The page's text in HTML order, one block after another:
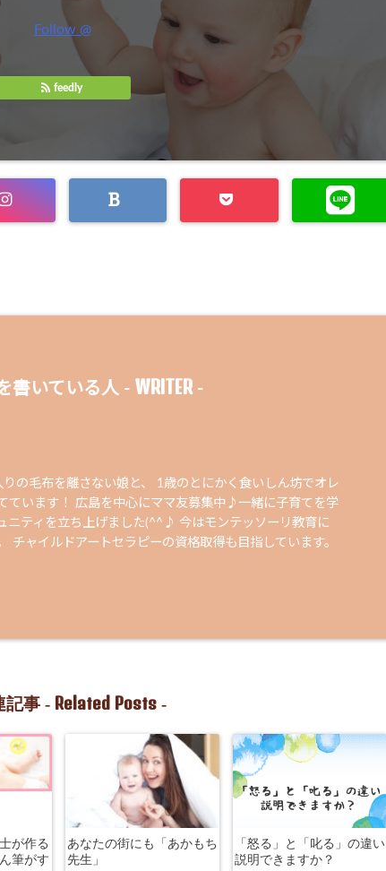
Follow @
feedly
書いている人 - WRITER-
の毛布を離さない娘と、 1歳のとにかく食いしん坊でオレ
ています！ 広島を中心にママ友募集中♪一緒に子育てを学
ニティを立ち上げました(^^♪ 今はモンテッソーリ教育に
チャイルドアートセラピーの資格取得も目指しています。
事 - Related Posts-
が作る
筆がす
あなたの街にも「あかもち
先生」
「怒る」と「叱る」の違い
説明できますか？